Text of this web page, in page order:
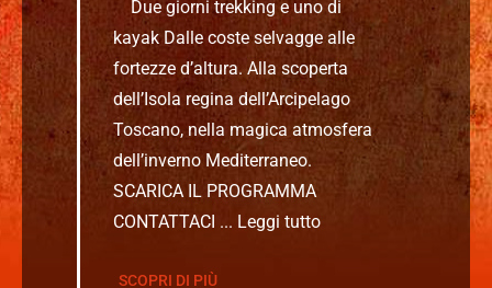
Due giorni trekking e uno di
kayak Dalle coste selvagge alle
fortezze d’altura. Alla scoperta
dell’Isola regina dell’Arcipelago
Toscano, nella magica atmosfera
dell’inverno Mediterraneo.
SCARICA IL PROGRAMMA
CONTATTACI ... Leggi tutto
SCOPRI DI PIÙ